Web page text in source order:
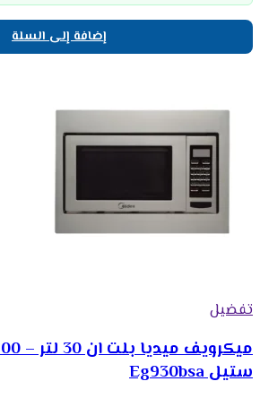
إضافة إلى السلة
تفضيل
ستيل Eg930bsa